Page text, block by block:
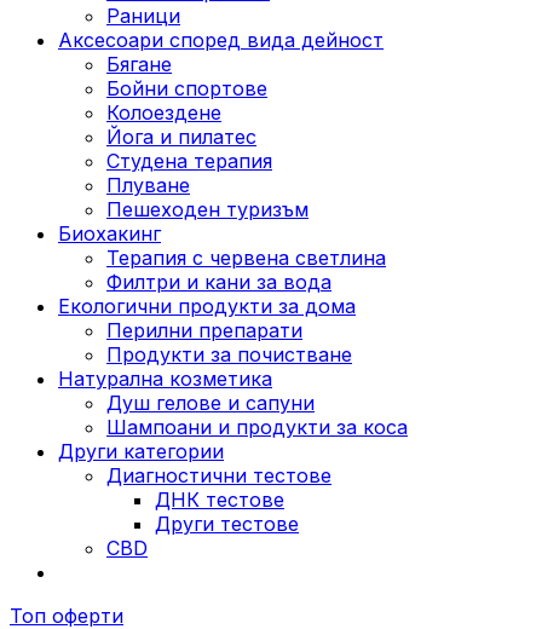
Раници
Аксесоари според вида дейност
Бягане
Бойни спортове
Колоездене
Йога и пилатес
Студена терапия
Плуване
Пешеходен туризъм
Биохакинг
Терапия с червена светлина
Филтри и кани за вода
Екологични продукти за дома
Перилни препарати
Продукти за почистване
Натурална козметика
Душ гелове и сапуни
Шампоани и продукти за коса
Други категории
Диагностични тестове
ДНК тестове
Други тестове
CBD
Топ оферти